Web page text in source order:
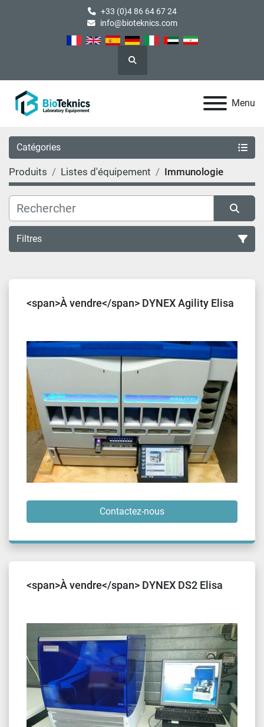
+33 (0)4 86 64 67 24
info@bioteknics.com
Rechercher
Menu
Catégories
Produits Listes d'équipement Immunologie
Filtres
<span>À vendre</span> DYNEX Agility Elisa
Contactez-nous
<span>À vendre</span> DYNEX DS2 Elisa